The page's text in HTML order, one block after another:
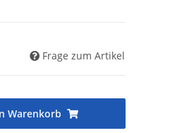
Frage zum Artikel
Warenkorb